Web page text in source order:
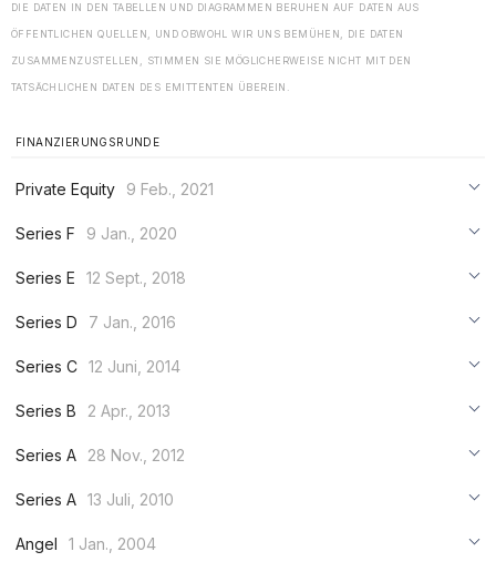
DIE DATEN IN DEN TABELLEN UND DIAGRAMMEN BERUHEN AUF DATEN AUS
ÖFFENTLICHEN QUELLEN, UND OBWOHL WIR UNS BEMÜHEN, DIE DATEN
ZUSAMMENZUSTELLEN, STIMMEN SIE MÖGLICHERWEISE NICHT MIT DEN
TATSÄCHLICHEN DATEN DES EMITTENTEN ÜBEREIN.
FINANZIERUNGSRUNDE
Private Equity
9 Feb., 2021
***
Series F
9 Jan., 2020
***
Series E
12 Sept., 2018
***
Series D
7 Jan., 2016
***
Series C 12 Juni, 2014
***
Series B
2 Apr., 2013
***
Series A
28 Nov., 2012
***
Series A 13 Juli, 2010
***
Angel
1 Jan., 2004